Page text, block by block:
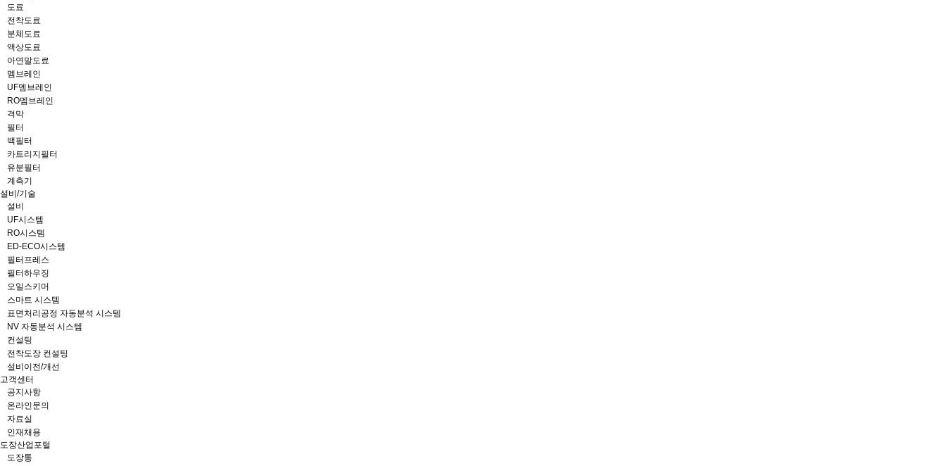
도료
전착도료
분체도료
액상도료
아연말도료
멤브레인
UF멤브레인
RO멤브레인
격막
필터
백필터
카트리지필터
유분필터
계측기
설비/기술
설비
UF시스템
RO시스템
ED-ECO시스템
필터프레스
필터하우징
오일스키머
스마트 시스템
표면처리공정 자동분석 시스템
NV 자동분석 시스템
컨설팅
전착도장 컨설팅
설비이전/개선
고객센터
공지사항
온라인문의
자료실
인재채용
도장산업포털
도장통